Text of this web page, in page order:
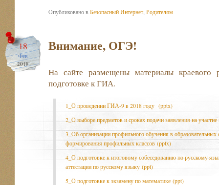
Опубликовано вБезопасный Интернет Родителям
18
Фев
2018
Внимание, ОГЭ!
На сайте размещены материалы краевого
подготовке к ГИА.
1_О проведении ГИА-9 в 2018 году (pptx)
2_О выборе предметов и сроках подачи заявления на
3_Об организации профильного обучения в образовательных
формирования профильных классов (pptx)
4_О подготовке к итоговому собеседованию по русскому
аттестации по русскому языку (ppt)
5_О подготовке к экзамену по математике (ppt)